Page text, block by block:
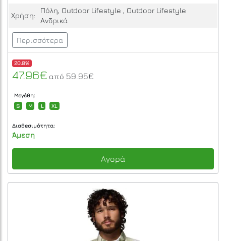
Χρήση:
Πόλη, Outdoor Lifestyle , Outdoor Lifestyle
Ανδρικά
Περισσότερα
20.0%
47.96€ από 59.95€
Μεγέθη:
S
M L XL
Διαθεσιμότητα:
Άμεση
Αγορά